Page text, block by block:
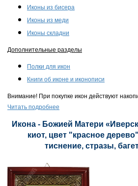
Иконы из бисера
Иконы из меди
Иконы складни
Дополнительные разделы
Полки для икон
Книги об иконе и иконописи
Внимание! При покупке икон действуют
Читать подробнее
Икона - Божией Матери
киот, цвет "красное
тиснение, стразы,